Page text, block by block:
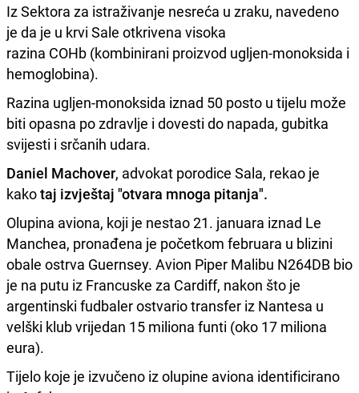
Iz Sektora za istraživanje nesreća u zraku, navedeno
je da je u krvi Sale otkrivena visoka
razina COHb (kombinirani proizvod ugljen-monoksida i
hemoglobina).
Razina ugljen-monoksida iznad 50 posto u tijelu može
biti opasna po zdravlje i dovesti do napada, gubitka
svijesti i srčanih udara.
Daniel Machover, advokat porodice Sala, rekao je
kakotaj izvještaj "otvara mnoga pitanja".
Olupina aviona, koji je nestao 21. januara iznad Le
Manchea, pronađena je početkom februara u blizini
obale ostrva Guernsey. Avion Piper Malibu N264DB bio
je na putu iz Francuske za Cardiff, nakon što je
argentinski fudbaler ostvario transfer iz Nantesa u
velški klub vrijedan 15 miliona funti (oko 17 miliona
eura).
Tijelo koje je izvučeno iz olupine aviona identificirano